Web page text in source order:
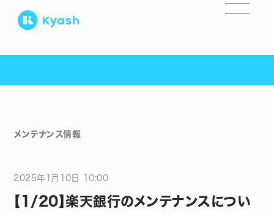
メンテナンス情報
2025年 月 10 日 10:00
【1/20】楽天銀行のメンテナンスについ